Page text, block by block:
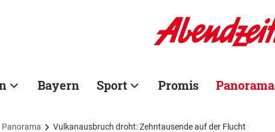
Bayern Sport Promis Panorama
Panorama Vulkanausbruch droht: Zehntausende auf der Flucht